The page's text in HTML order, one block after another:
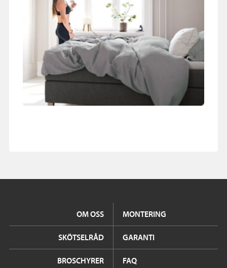
OM OSS MONTERING
SKÖTSELRÅD GARANTI
BROSCHYRER FAQ